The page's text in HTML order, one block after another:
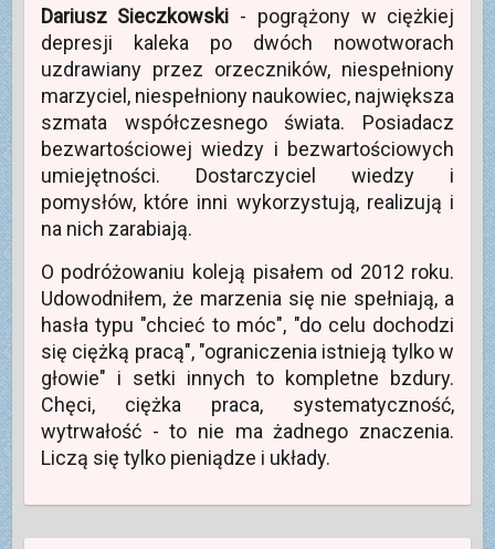
Dariusz Sieczkowski - pogrążony w ciężkiej
depresji kaleka po dwóch nowotworach
uzdrawiany przez orzeczników, niespełniony
marzyciel, niespełniony naukowiec, największa
szmata współczesnego świata. Posiadacz
bezwartościowej wiedzy i bezwartościowych
umiejętności. Dostarczyciel wiedzy i
pomysłów, które inni wykorzystują, realizują i
na nich zarabiają.
O podróżowaniu koleją pisałem od 2012 roku.
Udowodniłem, że marzenia się nie spełniają, a
hasła typu "chcieć to móc", "do celu dochodzi
się ciężką pracą", "ograniczenia istnieją tylko w
głowie" i setki innych to kompletne bzdury.
Chęci, ciężka praca, systematyczność,
wytrwałość - to nie ma żadnego znaczenia.
Liczą się tylko pieniądze i układy.